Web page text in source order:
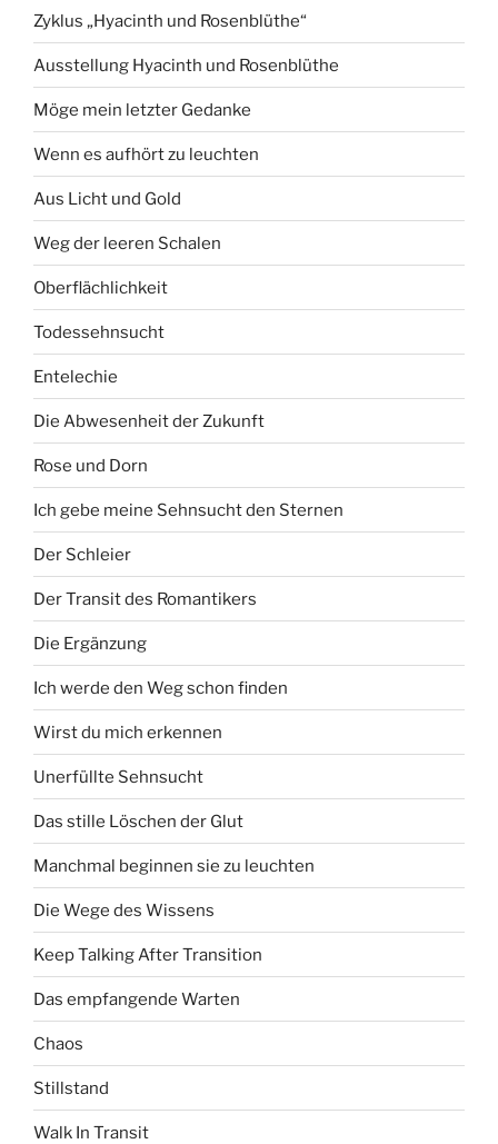
Zyklus „Hyacinth und Rosenblüthe“
Ausstellung Hyacinth und Rosenblüthe
Möge mein letzter Gedanke
Wenn es aufhört zu leuchten
Aus Licht und Gold
Weg der leeren Schalen
Oberflächlichkeit
Todessehnsucht
Entelechie
Die Abwesenheit der Zukunft
Rose und Dorn
Ich gebe meine Sehnsucht den Sternen
Der Schleier
Der Transit des Romantikers
Die Ergänzung
Ich werde den Weg schon finden
Wirst du mich erkennen
Unerfüllte Sehnsucht
Das stille Löschen der Glut
Manchmal beginnen sie zu leuchten
Die Wege des Wissens
Keep Talking After Transition
Das empfangende Warten
Chaos
Stillstand
Walk In Transit